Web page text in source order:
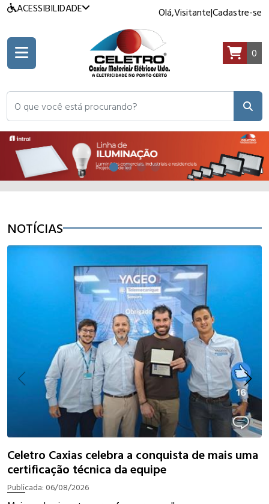
ACESSIBILIDADE Olá,Visitante|Cadastre-se
O que você está procurando?
0
NOTÍCIAS
Celetro Caxias celebra a conquista de mais uma
certificação técnica da equipe
Publicada: 06/08/2026